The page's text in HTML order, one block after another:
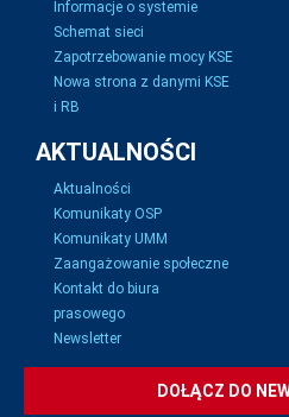
Informacje o systemie
Schemat sieci
Zapotrzebowanie mocy KSE
Nowa strona z danymi KSE
i RB
AKTUALNOŚCI
Aktualności
Komunikaty OSP
Komunikaty UMM
Zaangażowanie społeczne
Kontakt do biura
prasowego
Newsletter
DOŁĄCZ DO